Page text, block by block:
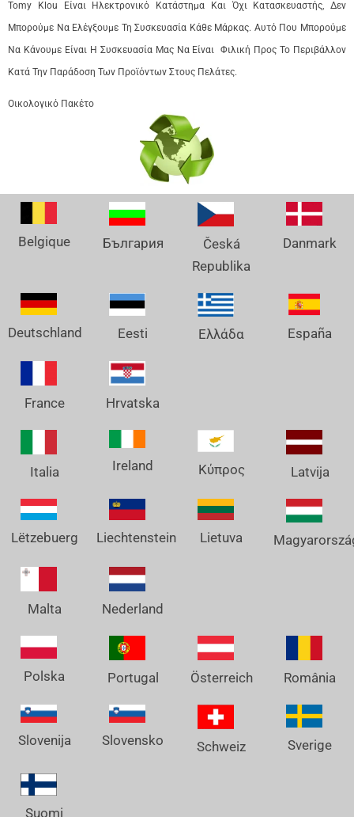
Tomy Klou Είναι Ηλεκτρονικό Κατάστημα Και Όχι Κατασκευαστής, Δεν
Μπορούμε Να Ελέγξουμε Τη Συσκευασία Κάθε Μάρκας. Αυτό Που Μπορούμε
Να Κάνουμε Είναι Η Συσκευασία Μας Να Είναι Φιλική Προς Το Περιβάλλον
Κατά Την Παράδοση Των Προϊόντων Στους Πελάτες.
Οικολογικό Πακέτο
Belgique България
Česká
Republika
Danmark
Deutschland Eesti Ελλάδα España
France Hrvatska
Italia Ireland Κύπρος Latvija
Lëtzebuerg Liechtenstein Lietuva
Malta Nederland
Polska Portugal Österreich România
Slovenija Slovensko Schweiz Sverige
Suomi